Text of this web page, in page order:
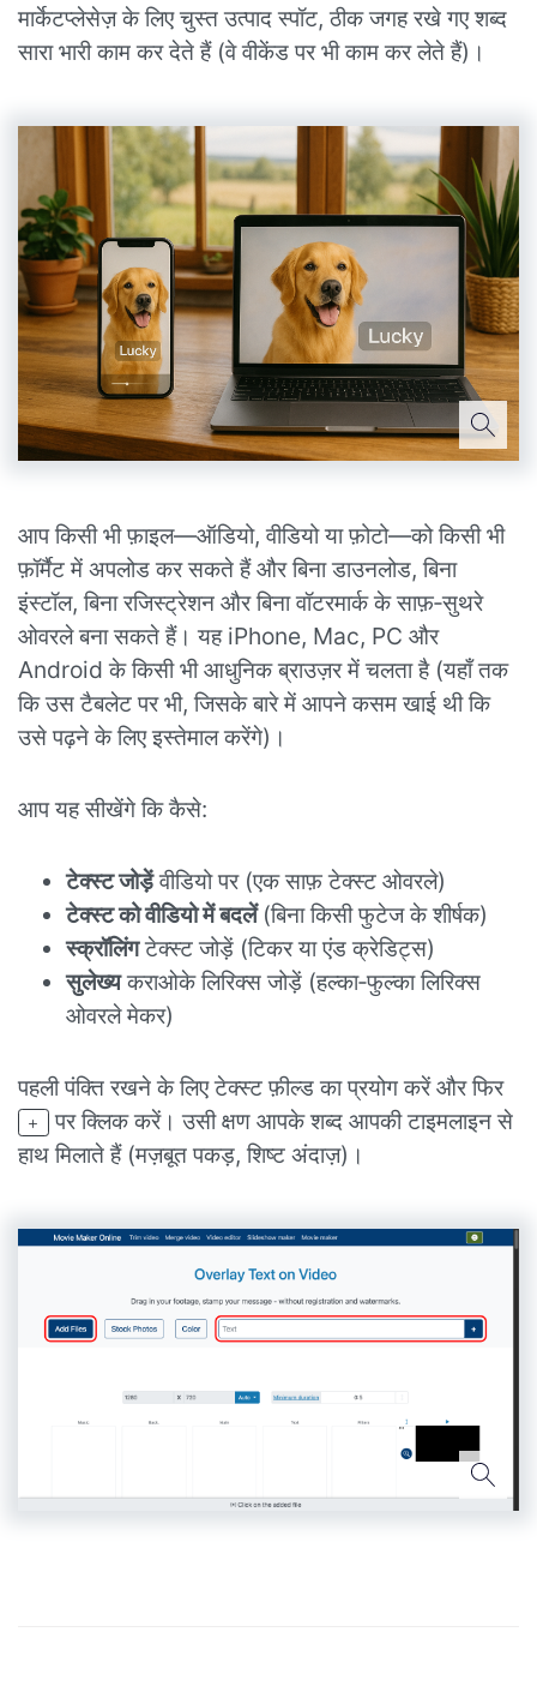
मार्केटप्लेसेज़ के लिए चुस्त उत्पाद स्पॉट, ठीक जगह रखे गए शब्द
सारा भारी काम कर देते हैं (वे वीकेंड पर भी काम कर लेते हैं)।
आप किसी भी फ़ाइल—ऑडियो, वीडियो या फ़ोटो—को किसी भी
फ़ॉर्मैट में अपलोड कर सकते हैं और बिना डाउनलोड, बिना
इंस्टॉल, बिना रजिस्ट्रेशन और बिना वॉटरमार्क के साफ़‑सुथरे
ओवरले बना सकते हैं। यह iPhone, Mac, PC और
Android के किसी भी आधुनिक ब्राउज़र में चलता है (यहाँ तक
कि उस टैबलेट पर भी, जिसके बारे में आपने कसम खाई थी कि
उसे पढ़ने के लिए इस्तेमाल करेंगे)।
आप यह सीखेंगे कि कैसे:
टेक्स्ट जोड़ेंवीडियो पर (एक साफ़ टेक्स्ट ओवरले)
टेक्स्ट को वीडियो में बदलें(बिना किसी फुटेज के शीर्षक)
स्क्रॉलिंगटेक्स्ट जोड़ें (टिकर या एंड क्रेडिट्स)
सुलेख्यकराओके लिरिक्स जोड़ें (हल्का‑फुल्का लिरिक्स
ओवरले मेकर)
पहली पंक्ति रखने के लिए टेक्स्ट फ़ील्ड का प्रयोग करें और फिर
पर क्लिक करें। उसी क्षण आपके शब्द आपकी टाइमलाइन से
हाथ मिलाते हैं (मज़बूत पकड़, शिष्ट अंदाज़)।